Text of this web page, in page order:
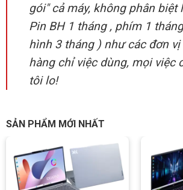
gói" cả máy, không phân biệt
Pin BH 1 tháng , phím 1
hình 3 tháng ) như các đơn vị
hàng chỉ việc dùng, mọi việc
tôi lo!
SẢN PHẨM MỚI NHẤT